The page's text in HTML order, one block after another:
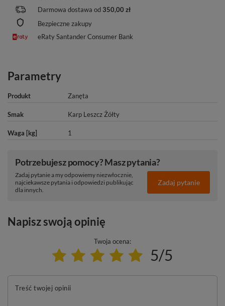
Darmowa dostawa od 350,00 zł
Bezpieczne zakupy
eRaty Santander Consumer Bank
Parametry
Produkt Zanęta
Smak Karp Leszcz Żółty
Waga [kg] 1
Potrzebujesz pomocy? Masz pytania?
Zadaj pytanie a my odpowiemy niezwłocznie,
najciekawsze pytania i odpowiedzi publikując
dla innych.
Zadaj pytanie
Napisz swoją opinię
Twoja ocena:
5/5
Treść twojej opinii